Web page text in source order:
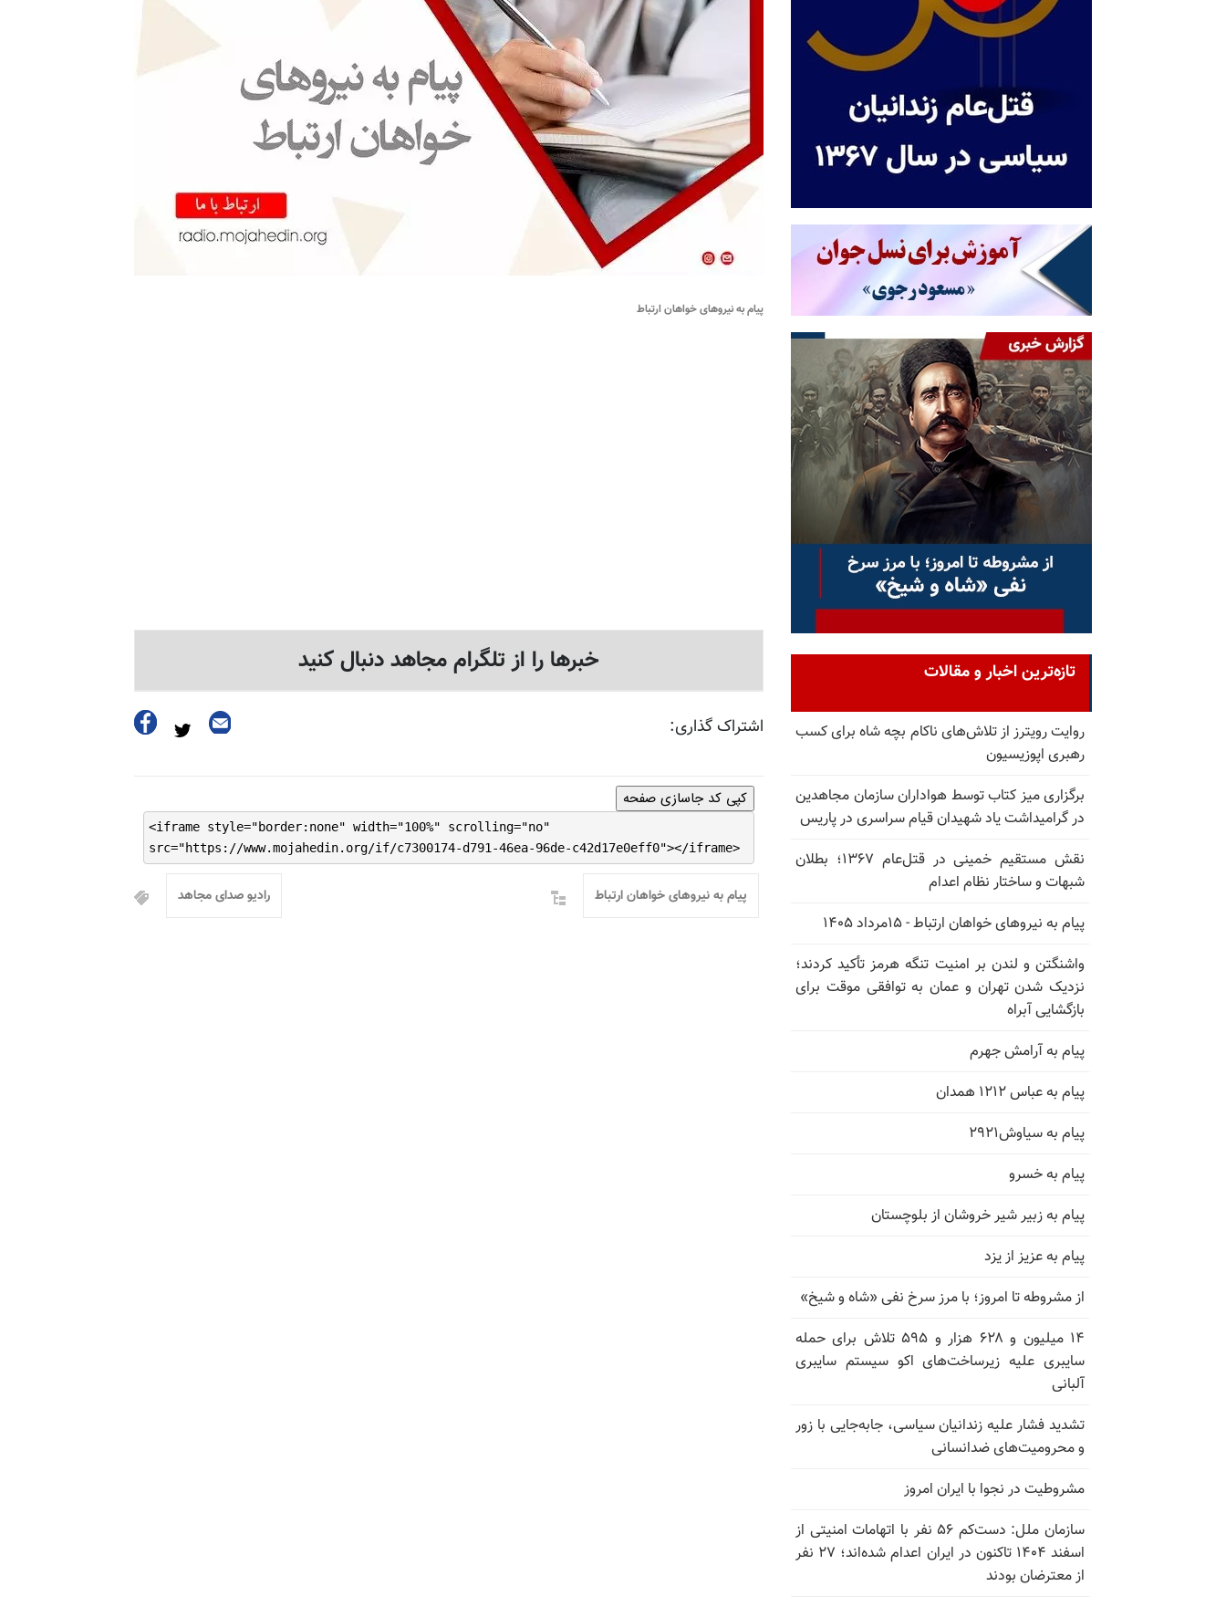
پیام به نیروهای خواهان ارتباط
خبرها را از تلگرام مجاهد دنبال کنید
اشتراک گذاری:
کپی کد جاسازی صفحه
<iframe style="border:none" width="100%" scrolling="no"
src="https://www.mojahedin.org/if/c7300174-d791-46ea-96de-c42d17e0eff0"></iframe>
رادیو صدای مجاهد پیام به نیروهای خواهان ارتباط
تازه‌ترین اخبار و مقالات
روایت رویترز از تلاش‌های ناکام بچه شاه برای کسب
رهبری اپوزیسیون
برگزاری میز کتاب توسط هواداران سازمان مجاهدین
در گرامیداشت یاد شهیدان قیام سراسری در پاریس
نقش مستقیم خمینی در قتل‌عام ۱۳۶۷؛ بطلان
شبهات و ساختار نظام اعدام
پیام به نیروهای خواهان ارتباط - ۱۵مرداد ۱۴۰۵
واشنگتن و لندن بر امنیت تنگه هرمز تأکید کردند؛
نزدیک شدن تهران و عمان به توافقی موقت برای
بازگشایی آبراه
پیام به آرامش جهرم
پیام به عباس ۱۲۱۲ همدان
پیام به سیاوش۲۹۲۱
پیام به خسرو
پیام به زبیر شیر خروشان از بلوچستان
پیام به عزیز از یزد
از مشروطه تا امروز؛ با مرز سرخ نفی «شاه و شیخ»
۱۴ میلیون و ۶۲۸ هزار و ۵۹۵ تلاش برای حمله
سایبری علیه زیرساخت‌های اکو سیستم سایبری
آلبانی
تشدید فشار علیه زندانیان سیاسی، جابه‌جایی با زور
و محرومیت‌های ضدانسانی
مشروطیت در نجوا با ایران امروز
سازمان ملل: دست‌کم ۵۶ نفر با اتهامات امنیتی از
اسفند ۱۴۰۴ تاکنون در ایران اعدام شده‌اند؛ ۲۷ نفر
از معترضان بودند